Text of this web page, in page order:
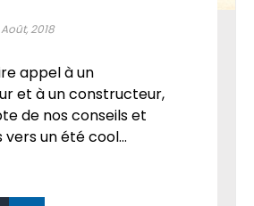
Août, 2018
appel à un
et à un constructeur,
de nos conseils et
un été cool...